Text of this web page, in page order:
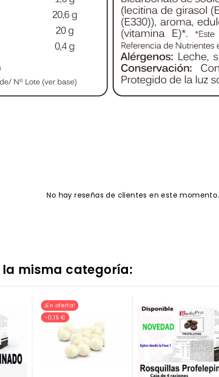
No hay reseñas de clientes en este momento.
la misma categoría:
¡En oferta!
-0,15 €